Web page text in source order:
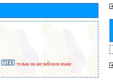
только на английском языке